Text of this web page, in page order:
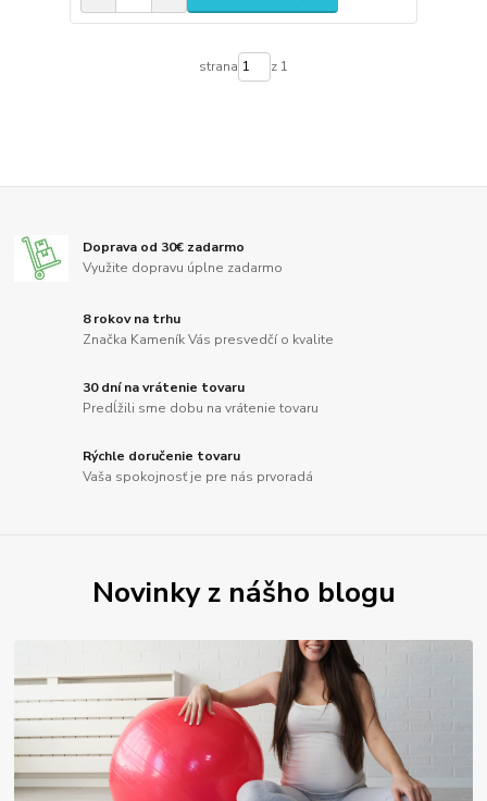
strana z 1
Doprava od 30€ zadarmo
Využite dopravu úplne zadarmo
8 rokov na trhu
Značka Kameník Vás presvedčí o kvalite
30 dní na vrátenie tovaru
Predĺžili sme dobu na vrátenie tovaru
Rýchle doručenie tovaru
Vaša spokojnosť je pre nás prvoradá
Novinky z nášho blogu